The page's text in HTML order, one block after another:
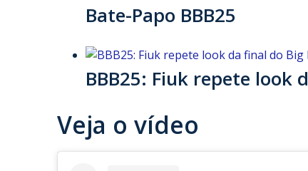
Bate-Papo BBB25
BBB25: Fiuk repete look
Veja o vídeo